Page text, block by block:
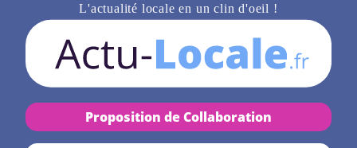
L'actualité locale en un clin d'oeil !
Proposition de Collaboration